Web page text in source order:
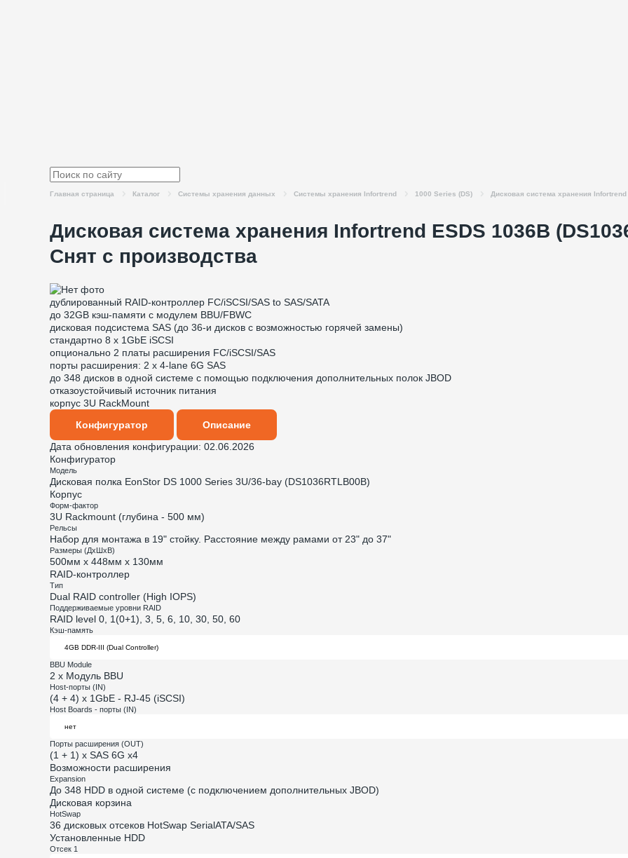
Главная страница Каталог Системы хранения данных Системы хранения Infortrend 1000 Series (DS) Дисковая система хранения
Дисковая система хранения Infortrend ESDS 1036B
Снят с производства
дублированный RAID-контроллер FC/iSCSI/SAS to SAS/SATA
до 32GB кэш-памяти с модулем BBU/FBWC
дисковая подсистема SAS (до 36-и дисков с возможностью горячей замены)
стандартно 8 x 1GbE iSCSI
опционально 2 платы расширения FC/iSCSI/SAS
порты расширения: 2 x 4-lane 6G SAS
до 348 дисков в одной системе с помощью подключения дополнительных полок JBOD
отказоустойчивый источник питания
корпус 3U RackMount
Конфигуратор
Описание
Дата обновления конфигурации: 02.06.2026
Конфигуратор
Модель
Дисковая полка EonStor DS 1000 Series 3U/36-bay (DS1036RTLB00B)
Корпус
Форм-фактор
3U Rackmount (глубина - 500 мм)
Рельсы
Набор для монтажа в 19" стойку. Расстояние между рамами от 23" до 37"
Размеры (ДхШхВ)
500мм х 448мм х 130мм
RAID-контроллер
Тип
Dual RAID controller (High IOPS)
Поддерживаемые уровни RAID
RAID level 0, 1(0+1), 3, 5, 6, 10, 30, 50, 60
Кэш-память
BBU Module
2 x Модуль BBU
Host-порты (IN)
(4 + 4) x 1GbE - RJ-45 (iSCSI)
Host Boards - порты (IN)
Порты расширения (OUT)
(1 + 1) x SAS 6G x4
Возможности расширения
Expansion
До 348 HDD в одной системе (с подключением дополнительных JBOD)
Дисковая корзина
HotSwap
36 дисковых отсеков HotSwap SerialATA/SAS
Установленные HDD
Отсек 1